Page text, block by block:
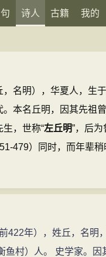
诗人 古籍 我的
，名明），华夏人，生
。本名丘明，因其先祖
，世称“左丘明”，后
479）同时，而年辈
年），姓丘，名明
鱼村）人。 史学家。